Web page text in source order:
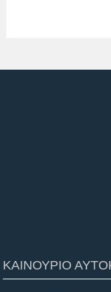
ΚΑΙΝΟΥΡΙΟ